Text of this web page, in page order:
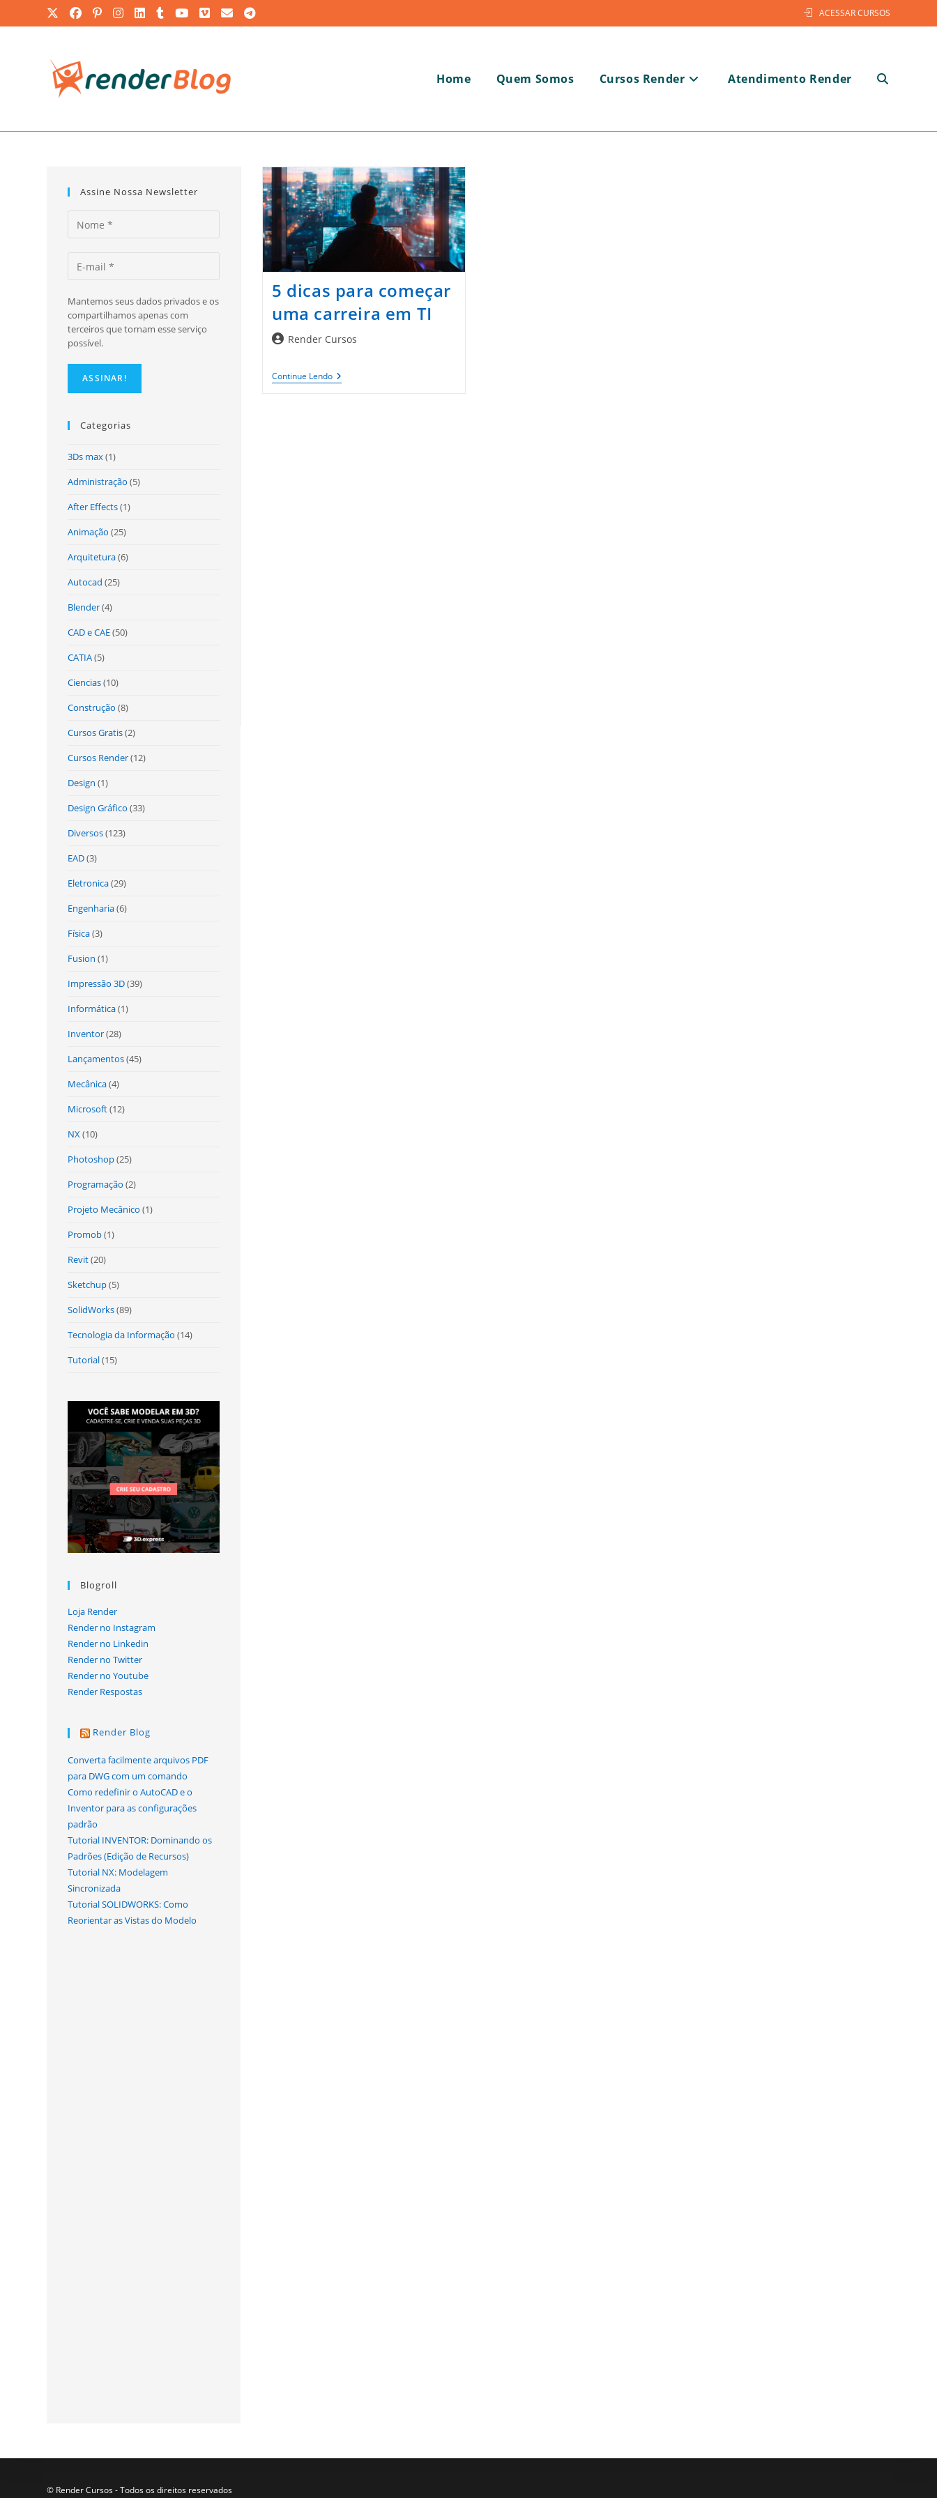
para
ACESSAR CURSOS
Home Quem Somos Cursos Render Atendimento Render Alternar
5 dicas para começar
uma carreira em TI
AutorRender Cursos
Continue Lendo5
Dicas
Assine Nossa Newsletter
Mantemos seus dados privados e os
compartilhamos apenas com
terceiros que tornam esse serviço
possível.
Categorias
3Ds max(1)
Administração (5)
After Effects(1)
Animação (25)
Arquitetura(6)
Autocad (25)
Blender(4)
CAD e CAE(50)
CATIA(5)
Ciencias(10)
Construção (8)
Cursos Gratis(2)
Cursos Render(12)
Design (1)
Design Gráfico (33)
Diversos(123)
EAD(3)
Eletronica(29)
Engenharia(6)
Física(3)
Fusion (1)
Impressão 3D(39)
Informática(1)
Inventor(28)
Lançamentos(45)
Mecânica(4)
Microsoft(12)
NX(10)
Photoshop(25)
Programação (2)
Projeto Mecânico (1)
Promob(1)
Revit(20)
Sketchup(5)
SolidWorks(89)
Tecnologia da Informação (14)
Tutorial(15)
Blogroll
Loja Render
Render no Instagram
Render no Linkedin
Render no Twitter
Render no Youtube
Render Respostas
Render Blog
Converta facilmente arquivos PDF
para DWG com um comando
Como redefinir o AutoCAD e o
Inventor para as configurações
padrão
Tutorial INVENTOR: Dominando os
Padrões (Edição de Recursos)
Tutorial NX: Modelagem
Sincronizada
Tutorial SOLIDWORKS: Como
Reorientar as Vistas do Modelo
© Render Cursos - Todos os direitos reservados